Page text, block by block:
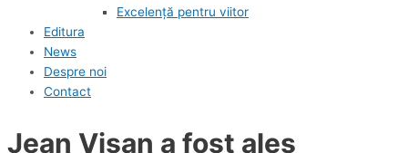
Excelență pentru viitor
Editura
News
Despre noi
Contact
Jean Vişan a fost ales